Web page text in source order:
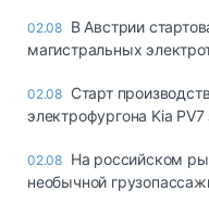
02.08 В Австрии
магистральных
02.08 Старт
электрофургона Kia
02.08 На российском
необычной